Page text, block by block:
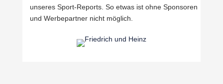
unseres Sport-Reports. So etwas ist ohne Sponsoren
und Werbepartner nicht möglich.